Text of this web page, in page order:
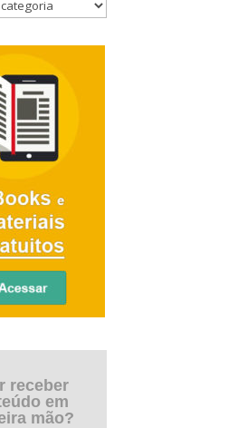
receber
em
mão?